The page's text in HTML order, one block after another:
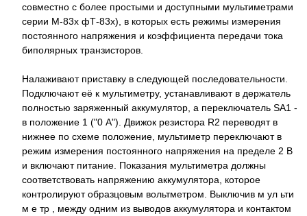
совместно с более простыми и доступными мультиметрами
серии М-83х фТ-83х), в которых есть режимы измерения
постоянного напряжения и коэффициента передачи тока
биполярных транзисторов.
Налаживают приставку в следующей последовательности.
Подключают её к мультиметру, устанавливают в держатель
полностью заряженный аккумулятор, а переключатель SA1 -
в положение 1 ("0 А"). Движок резистора R2 переводят в
нижнее по схеме положение, мультиметр переключают в
режим измерения постоянного напряжения на пределе 2 В
и включают питание. Показания мультиметра должны
соответствовать напряжению аккумулятора, которое
контролируют образцовым вольтметром. Выключив м ул ьти
м е тр , между одним из выводов аккумулятора и контактом